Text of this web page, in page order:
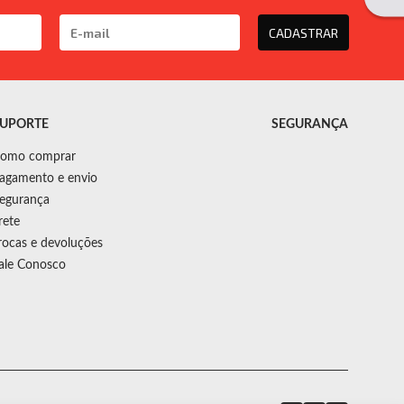
CADASTRAR
comprar
e envio
e devoluções
Conosco
SEGURANÇA